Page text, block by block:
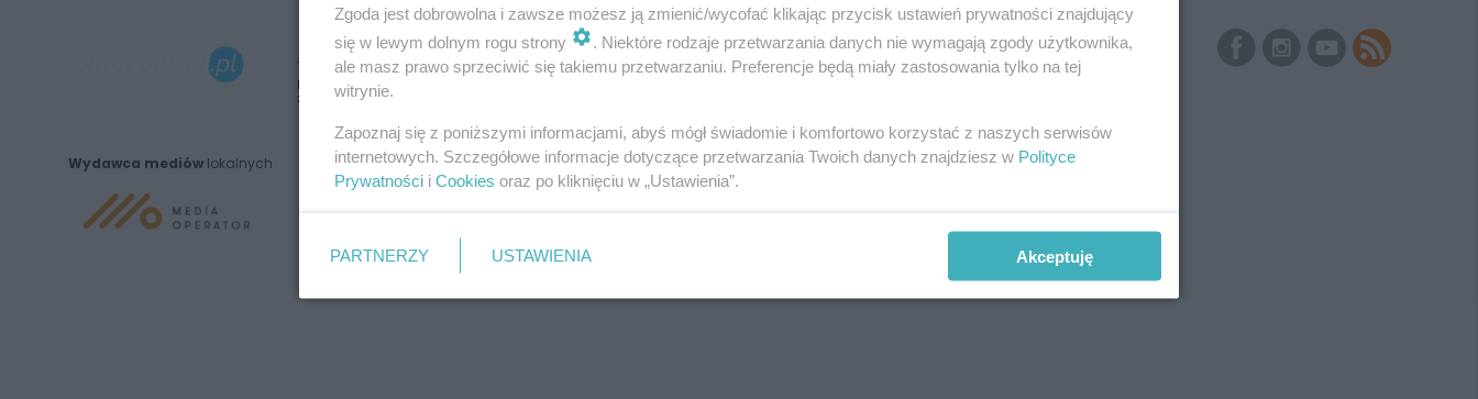
Wydawca mediów lokalnych
Nie zapomnij
zapoznać się z:
Twojemiasto
Piekary Śląskie
Świętochłowice
Tychy
Skontaktuj sięz nami
Kontakt
Reklama
Zgoda jest dobrowolna i zawsze możesz ją zmienić/wycofać klikając przycisk ustawień prywatności znajdujący
się w lewym dolnym rogu strony
. Niektóre rodzaje przetwarzania danych nie wymagają zgody użytkownika,
ale masz prawo sprzeciwić się takiemu przetwarzaniu. Preferencje będą miały zastosowania tylko na tej
witrynie.
Zapoznaj się z poniższymi informacjami, abyś mógł świadomie i komfortowo korzystać z naszych serwisów
internetowych. Szczegółowe informacje dotyczące przetwarzania Twoich danych znajdziesz w Polityce
Prywatności i Cookies oraz po kliknięciu w „Ustawienia”.
PARTNERZY USTAWIENIA Akceptuję